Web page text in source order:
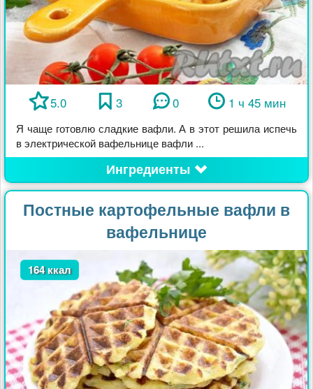
5.0 3 0 1 ч 45 мин
Я чаще готовлю сладкие вафли. А в этот решила испечь
в электрической вафельнице вафли ...
Ингредиенты
Постные картофельные вафли в
вафельнице
164 ккал